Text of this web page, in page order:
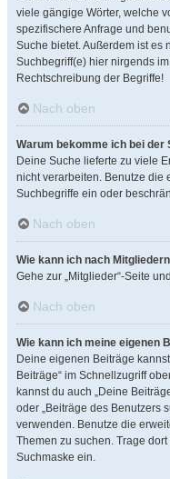
viele gängige Wörter, welche
spezifischere Anfrage und
Suche bietet. Außerdem ist es
Suchbegriff(e) hier nirgends
Rechtschreibung der Begriffe!
Nach oben
Warum bekomme ich bei der
Deine Suche lieferte zu viele
nicht verarbeiten. Benutze die
Suchbegriffe ein oder
Nach oben
Wie kann ich nach
Gehe zur „Mitglieder“-Seite
Nach oben
Wie kann ich meine eigenen
Deine eigenen Beiträge
Beiträge“ im Schnellzugriff
kannst du auch „Deine
oder „Beiträge des Benutzers
verwenden. Benutze die
Themen zu suchen. Trage
Suchmaske ein.